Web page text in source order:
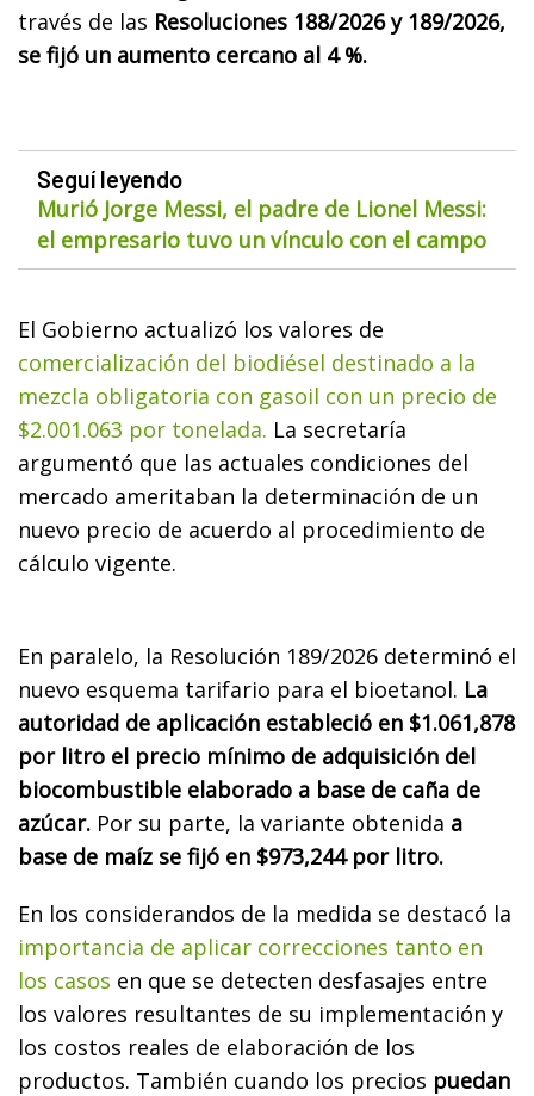
través de las Resoluciones 188/2026 y 189/2026,
se fijó un aumento cercano al 4 %.
Seguí leyendo
Murió Jorge Messi, el padre de Lionel Messi:
el empresario tuvo un vínculo con el campo
El Gobierno actualizó los valores de
comercialización del biodiésel destinado a la
mezcla obligatoria con gasoil con un precio de
$2.001.063 por tonelada. La secretaría
argumentó que las actuales condiciones del
mercado ameritaban la determinación de un
nuevo precio de acuerdo al procedimiento de
cálculo vigente.
En paralelo, la Resolución 189/2026 determinó el
nuevo esquema tarifario para el bioetanol. La
autoridad de aplicación estableció en $1.061,878
por litro el precio mínimo de adquisición del
biocombustible elaborado a base de caña de
azúcar. Por su parte, la variante obtenida a
base de maíz se fijó en $973,244 por litro.
En los considerandos de la medida se destacó la
importancia de aplicar correcciones tanto en
los casos en que se detecten desfasajes entre
los valores resultantes de su implementación y
los costos reales de elaboración de los
productos. También cuando los precios puedan